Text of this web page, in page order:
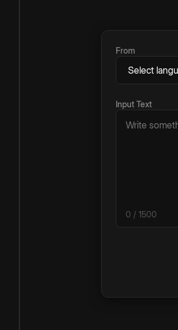
From
Input Text
0 / 1500